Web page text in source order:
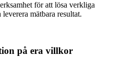
för att lösa verkliga
mätbara resultat.
på era villkor